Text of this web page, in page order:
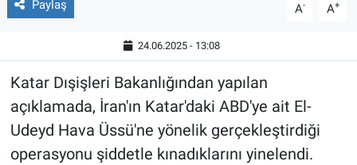
Paylaş A- A+
24.06.2025 - 13:08
Katar Dışişleri Bakanlığından yapılan
açıklamada, İran'ın Katar'daki ABD'ye ait El-
Udeyd Hava Üssü'ne yönelik gerçekleştirdiği
operasyonu şiddetle kınadıklarını yinelendi.